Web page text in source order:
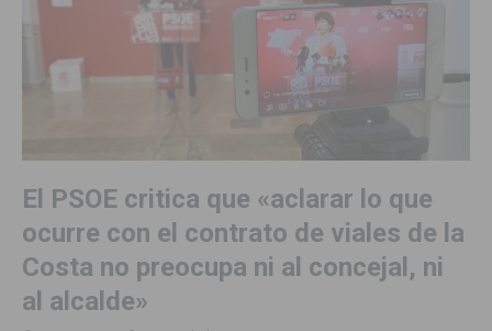
El PSOE critica que «aclarar lo que
ocurre con el contrato de viales de la
Costa no preocupa ni al concejal, ni
al alcalde»